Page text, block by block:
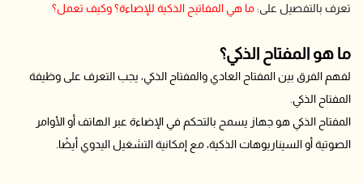
تعرف بالتفصيل على:ما هي المفاتيح الذكية للإضاءة؟ وكيف تعمل؟
ما هو المفتاح الذكي؟
لفهم الفرق بين المفتاح العادي والمفتاح الذكي، يجب التعرف على وظيفة
المفتاح الذكي.
المفتاح الذكي هو جهاز يسمح بالتحكم في الإضاءة عبر الهاتف أو الأوامر
الصوتية أو السيناريوهات الذكية، مع إمكانية التشغيل اليدوي أيضًا.